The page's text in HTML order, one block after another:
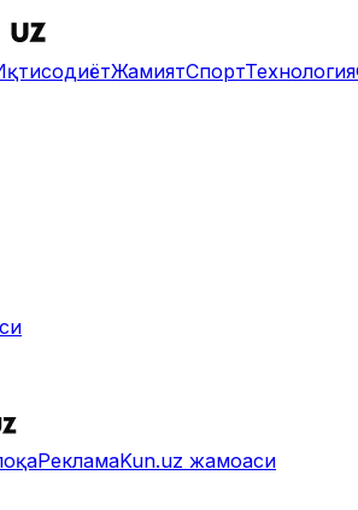
ЖамиятСпортТехнология
РекламаKun.uz жамоаси